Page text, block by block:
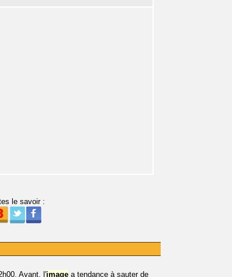
le savoir :
Avant, l'image a tendance à sauter de